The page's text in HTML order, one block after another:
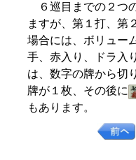
６巡目までの２つ
ますが、第１打、第
場合には、ボリュー
手、赤入り、ドラ入
は、数字の牌から切
牌が１枚、その後に
もあります。